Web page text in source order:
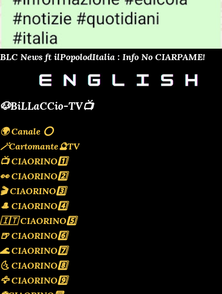
BLC News ft ilPopolodItalia : Info No CIARPAME!
🐶BiLLaCCio-TV📺
🌍 Canale ⭕️
🪄Cartomante🔮TV
📺 CIAORINO1️⃣
👀 CIAORINO2️⃣
🎬 CIAORINO3️⃣
🎩 CIAORINO4️⃣
🇮🇹 CIAORINO5️⃣
🍺 CIAORINO6️⃣
🌊 CIAORINO7️⃣
🌜 CIAORINO8️⃣
🦅 CIAORINO9️⃣